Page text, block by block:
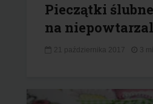
Pieczątki
na
21 października 2017 3